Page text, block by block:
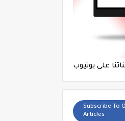
على يوتيوب
Subscribe To
Articles